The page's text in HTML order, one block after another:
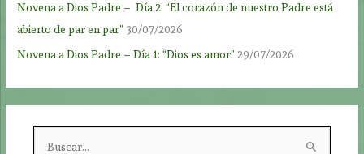
Novena a Dios Padre – Día 2: “El corazón de nuestro Padre está
abierto de par en par” 30/07/2026
Novena a Dios Padre – Día 1: “Dios es amor” 29/07/2026